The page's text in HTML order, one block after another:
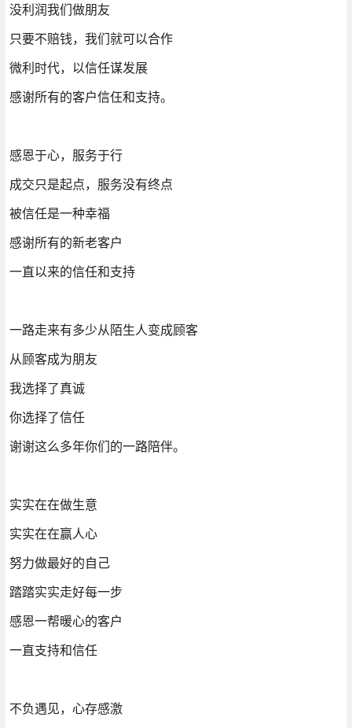
没利润我们做朋友
只要不赔钱，我们就可以合作
微利时代，以信任谋发展
感谢所有的客户信仼和支持。
感恩于心，服务于行
成交只是起点，服务没有终点
被信任是一种幸福
感谢所有的新老客户
一直以来的信任和支持
一路走来有多少从陌生人变成顾客
从顾客成为朋友
我选择了真诚
你选择了信任
谢谢这么多年你们的一路陪伴。
实实在在做生意
实实在在赢人心
努力做最好的自己
踏踏实实走好每一步
感恩一帮暖心的客户
一直支持和信任
不负遇见，心存感激